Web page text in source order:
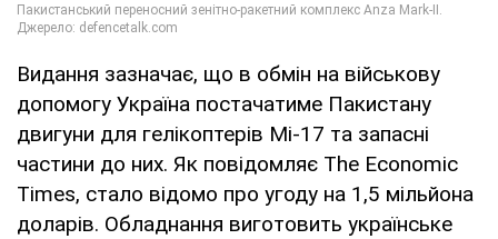
Видання зазначає, що в обмін на військову
допомогу Україна постачатиме Пакистану
двигуни для гелікоптерів Мі-17 та запасні
частини до них. Як повідомляє The Economic
Times, стало відомо про угоду на 1,5 мільйона
доларів. Обладнання виготовить українське